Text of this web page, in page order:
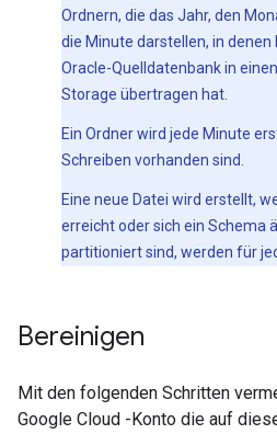
Ordnern, die das Jahr, den
die Minute darstellen, in
Oracle-Quelldatenbank in
Storage übertragen hat.
Ein Ordner wird jede Minute
Schreiben vorhanden sind.
Eine neue Datei wird erstellt,
erreicht oder sich ein Schema
partitioniert sind, werden für
Bereinigen
Mit den folgenden Schritten
Google Cloud -Konto die auf